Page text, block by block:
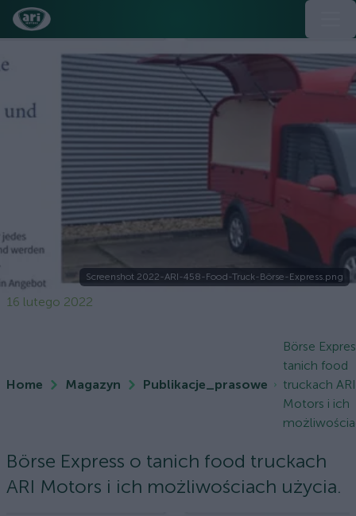
Screenshot 2022-ARI-458-Food-Truck-Börse-Express.png
16 lutego 2022
Home Magazyn Publikacje_prasowe
Börse
tanich food
truckach ARI
Motors i ich
Börse Express o tanich food truckach
ARI Motors i ich możliwościach użycia.